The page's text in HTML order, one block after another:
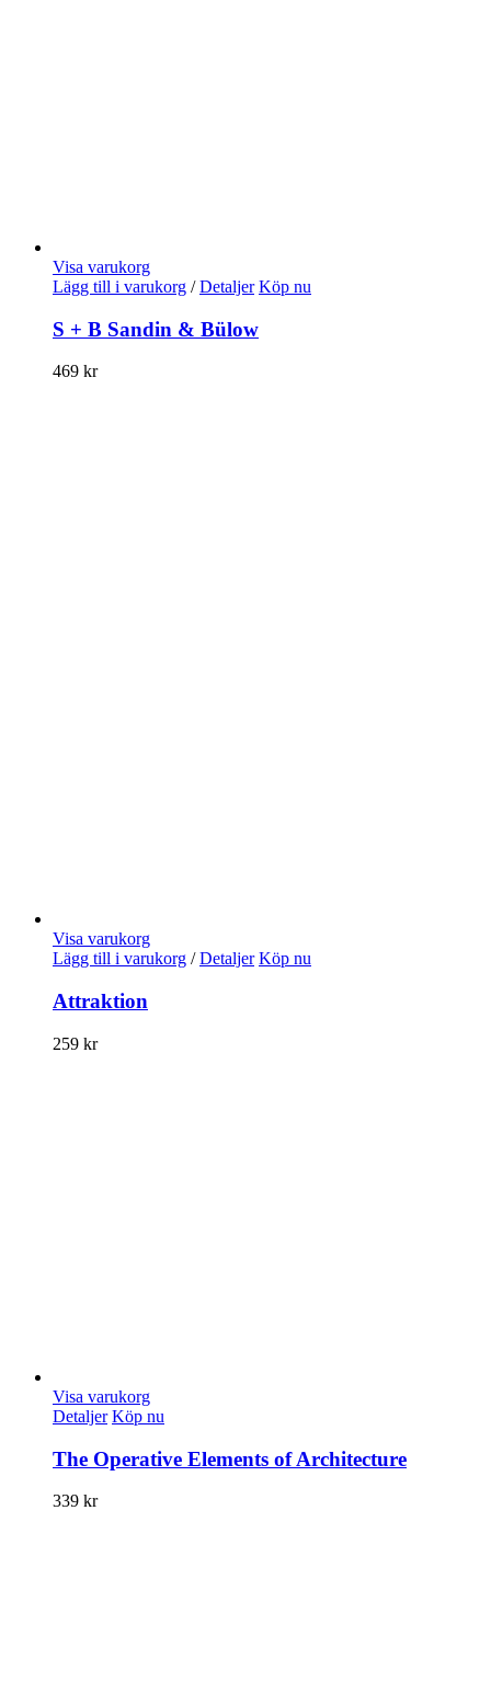
Visa varukorg
Lägg till i varukorg / Detaljer Köp nu
S + B Sandin & Bülow
469 kr
Visa varukorg
Lägg till i varukorg / Detaljer Köp nu
Attraktion
259 kr
Visa varukorg
Detaljer Köp nu
The Operative Elements of Architecture
339 kr